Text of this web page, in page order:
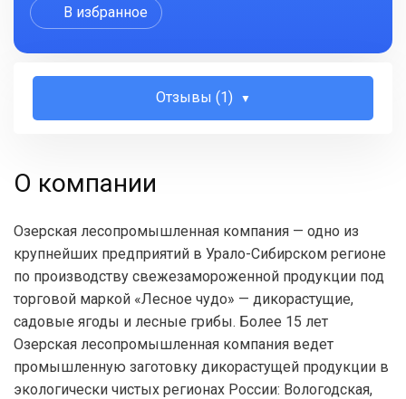
В избранное
Отзывы (1)
О компании
Озерская лесопромышленная компания — одно из
крупнейших предприятий в Урало-Сибирском регионе
по производству свежезамороженной продукции под
торговой маркой «Лесное чудо» — дикорастущие,
садовые ягоды и лесные грибы. Более 15 лет
Озерская лесопромышленная компания ведет
промышленную заготовку дикорастущей продукции в
экологически чистых регионах России: Вологодская,